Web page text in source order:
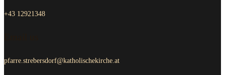
+43 12921348
pfarre.strebersdorf@katholischekirche.at